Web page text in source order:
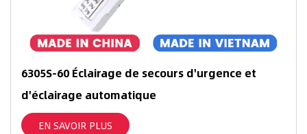
6305S-60 Éclairage de secours d'urgence et
d'éclairage automatique
EN SAVOIR PLUS